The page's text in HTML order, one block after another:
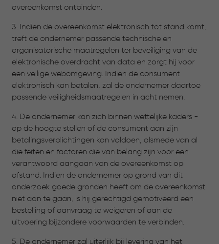
overeenkomst ontbinden.
3. Indien de overeenkomst elektronisch tot stand komt,
treft de ondernemer passende technische en
organisatorische maatregelen ter beveiliging van de
elektronische overdracht van data en zorgt hij voor
een veilige webomgeving. Indien de consument
elektronisch kan betalen, zal de ondernemer daartoe
passende veiligheidsmaatregelen in acht nemen.
4. De ondernemer kan zich binnen wettelijke kaders -
op de hoogte stellen of de consument aan zijn
betalingsverplichtingen kan voldoen, alsmede van al
die feiten en factoren die van belang zijn voor een
verantwoord aangaan van de overeenkomst op
afstand. Indien de ondernemer op grond van dit
onderzoek goede gronden heeft om de overeenkomst
niet aan te gaan, is hij gerechtigd gemotiveerd een
bestelling of aanvraag te weigeren of aan de
uitvoering bijzondere voorwaarden te verbinden.
5. De ondernemer zal uiterlijk bij levering van het